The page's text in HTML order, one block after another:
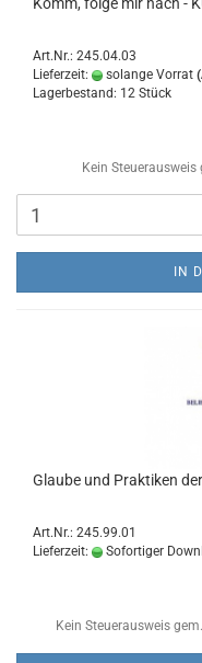
Art.Nr.: 245.04.03
Lieferzeit:
solange Vorrat
Lagerbestand: 12 Stück
Kein Steuerausweis
IN
Glaube und Praktiken
Art.Nr.: 245.99.01
Lieferzeit:
Sofortiger
Kein Steuerausweis